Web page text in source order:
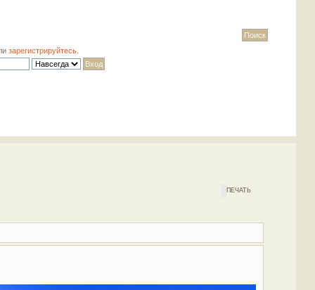
зарегистрируйтесь
ПЕЧАТЬ